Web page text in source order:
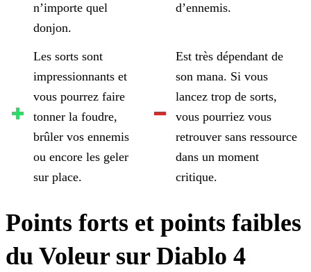
n’importe quel
donjon.
d’ennemis.
Les sorts sont
impressionnants et
vous pourrez faire
tonner la foudre,
brûler vos ennemis
ou encore les geler
sur place.
Est très dépendant de
son mana. Si vous
lancez trop de sorts,
vous pourriez vous
retrouver sans ressource
dans un moment
critique.
Points forts et points faibles
du Voleur sur Diablo 4